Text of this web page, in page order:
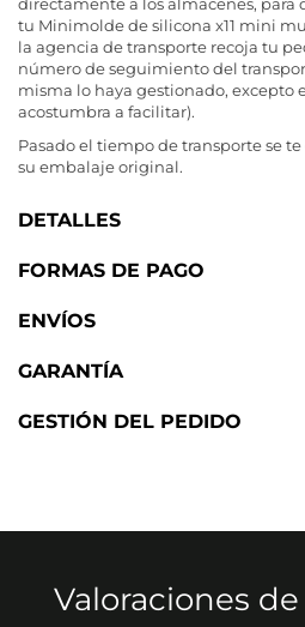
tu Minimolde de silicona x11 mini
la agencia de transporte recoja tu
número de seguimiento del
misma lo haya gestionado, excepto
acostumbra a facilitar).
Pasado el tiempo de transporte se
su embalaje original.
DETALLES
FORMAS DE PAGO
ENVÍOS
GARANTÍA
GESTIÓN DEL PEDIDO
Valoraciones